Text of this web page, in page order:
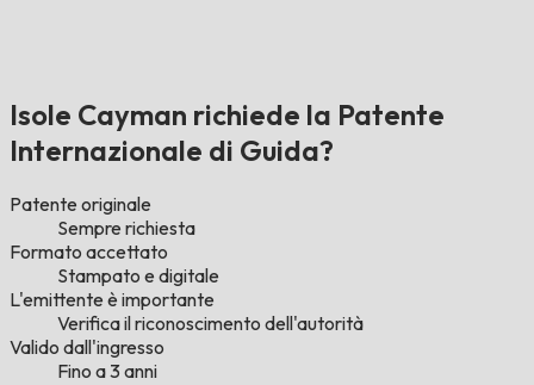
Isole Cayman richiede la Patente
Internazionale di Guida?
Patente originale
Sempre richiesta
Formato accettato
Stampato e digitale
L'emittente è importante
Verifica il riconoscimento dell'autorità
Valido dall'ingresso
Fino a 3 anni